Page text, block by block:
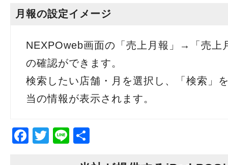
活用事例
お申込み書類
アップデート
月報の設定イメージ
NEXPOweb画面の「売上月報」→「売上
の確認ができます。
検索したい店舗・月を選択し、「検索」
当の情報が表示されます。
Facebook
Twitter
Line